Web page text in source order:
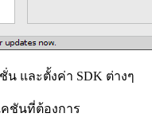
และตั้งค่า SDK ต่างๆ
ชันที่ต้องการ